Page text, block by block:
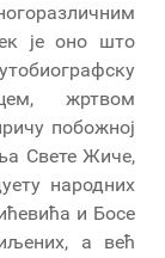
је оно што
жртвом
побожној
Свете Жиче,
народних
и Босе
а већ